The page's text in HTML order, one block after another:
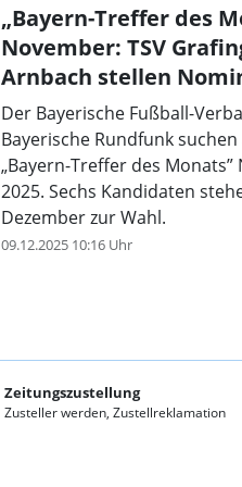
„Bayern-Treffer des
November: TSV
Arnbach stellen
Der Bayerische Fußball-
Bayerische Rundfunk
„Bayern-Treffer des Monats”
2025. Sechs Kandidaten
Dezember zur Wahl.
09.12.2025 10:16 Uhr
Zeitungszustellung
Zusteller werden Zustellreklamation